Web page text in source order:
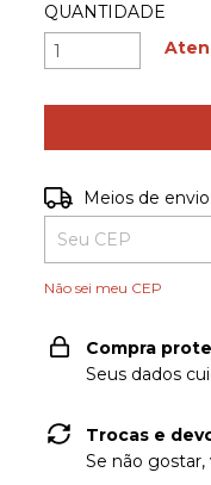
QUANTIDADE
Entregas para o CEP:
Meios de envio
Não sei meu CEP
Compra
Seus dados
Trocas e
Se não